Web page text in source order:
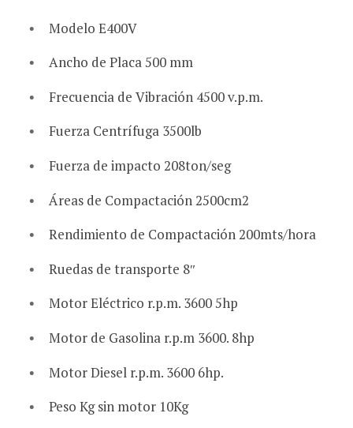
Modelo E400V
Ancho de Placa 500 mm
Frecuencia de Vibración 4500 v.p.m.
Fuerza Centrífuga 3500lb
Fuerza de impacto 208ton/seg
Áreas de Compactación 2500cm2
Rendimiento de Compactación 200mts/hora
Ruedas de transporte 8″
Motor Eléctrico r.p.m. 3600 5hp
Motor de Gasolina r.p.m 3600. 8hp
Motor Diesel r.p.m. 3600 6hp.
Peso Kg sin motor 10Kg